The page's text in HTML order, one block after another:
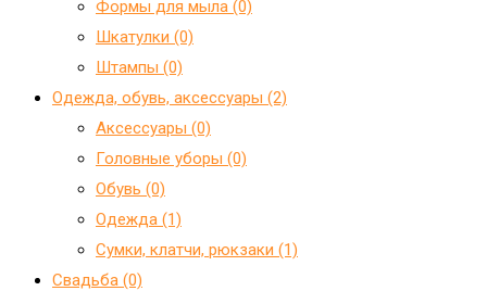
Формы для мыла (0)
Шкатулки (0)
Штампы (0)
Одежда, обувь, аксессуары (2)
Аксессуары (0)
Головные уборы (0)
Обувь (0)
Одежда (1)
Сумки, клатчи, рюкзаки (1)
Свадьба (0)